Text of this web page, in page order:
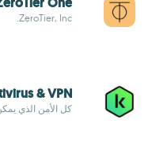
ZeroTier, Inc.
& VPN
كل الأمن الذي